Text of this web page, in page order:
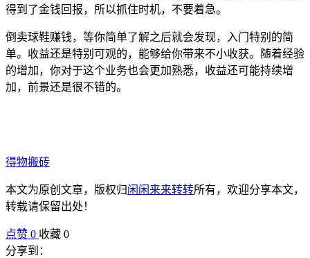
得到了金钱回报，所以抓住时机，不要着急。
倒卖球鞋赚钱，等你简单了解之后就会发现，入门特别的简
单。收益还是特别可观的，能够给你带来不小收获。随着经验
的增加，你对于这个业务也会更加熟悉，收益还可能持续增
加，前景还是很不错的。
得物搬砖
本文为原创文章，版权归闲闲来来转转所有，欢迎分享本文，
转载请保留出处！
点赞 0 收藏 0
分享到：